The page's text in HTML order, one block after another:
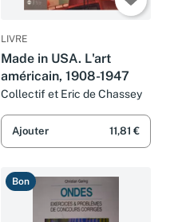
LIVRE
Made in USA. L'art
américain, 1908-1947
Collectif et Eric de Chassey
Ajouter 11,81 €
Bon